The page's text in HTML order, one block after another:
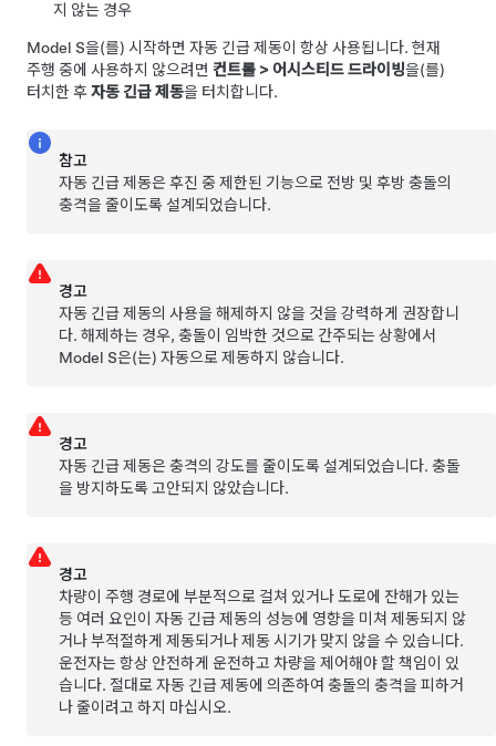
지 않는 경우
Model S을(를) 시작하면 자동 긴급 제동이 항상 사용됩니다. 현재
주행 중에 사용하지 않으려면 컨트롤 > 어시스티드 드라이빙을(를)
터치한 후자동 긴급 제동을 터치합니다.
참고
자동 긴급 제동은 후진 중 제한된 기능으로 전방 및 후방 충돌의
충격을 줄이도록 설계되었습니다.
경고
자동 긴급 제동의 사용을 해제하지 않을 것을 강력하게 권장합니
다. 해제하는 경우, 충돌이 임박한 것으로 간주되는 상황에서
Model S은(는) 자동으로 제동하지 않습니다.
경고
자동 긴급 제동은 충격의 강도를 줄이도록 설계되었습니다. 충돌
을 방지하도록 고안되지 않았습니다.
경고
차량이 주행 경로에 부분적으로 걸쳐 있거나 도로에 잔해가 있는
등 여러 요인이 자동 긴급 제동의 성능에 영향을 미쳐 제동되지 않
거나 부적절하게 제동되거나 제동 시기가 맞지 않을 수 있습니다.
운전자는 항상 안전하게 운전하고 차량을 제어해야 할 책임이 있
습니다. 절대로 자동 긴급 제동에 의존하여 충돌의 충격을 피하거
나 줄이려고 하지 마십시오.